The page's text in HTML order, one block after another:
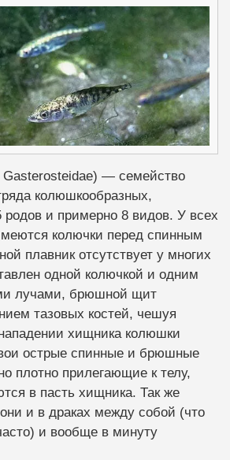
— семейство
колюшкообразных,
и примерно 8 видов. У всех
колючки перед спинным
плавник отсутствует у многих
одной колючкой и одним
лучами, брюшной щит
тазовых костей, чешуя
хищника колюшки
острые спинные и брюшные
плотно прилегающие к телу,
в пасть хищника. Так же
и в драках между собой (что
и вообще в минуту